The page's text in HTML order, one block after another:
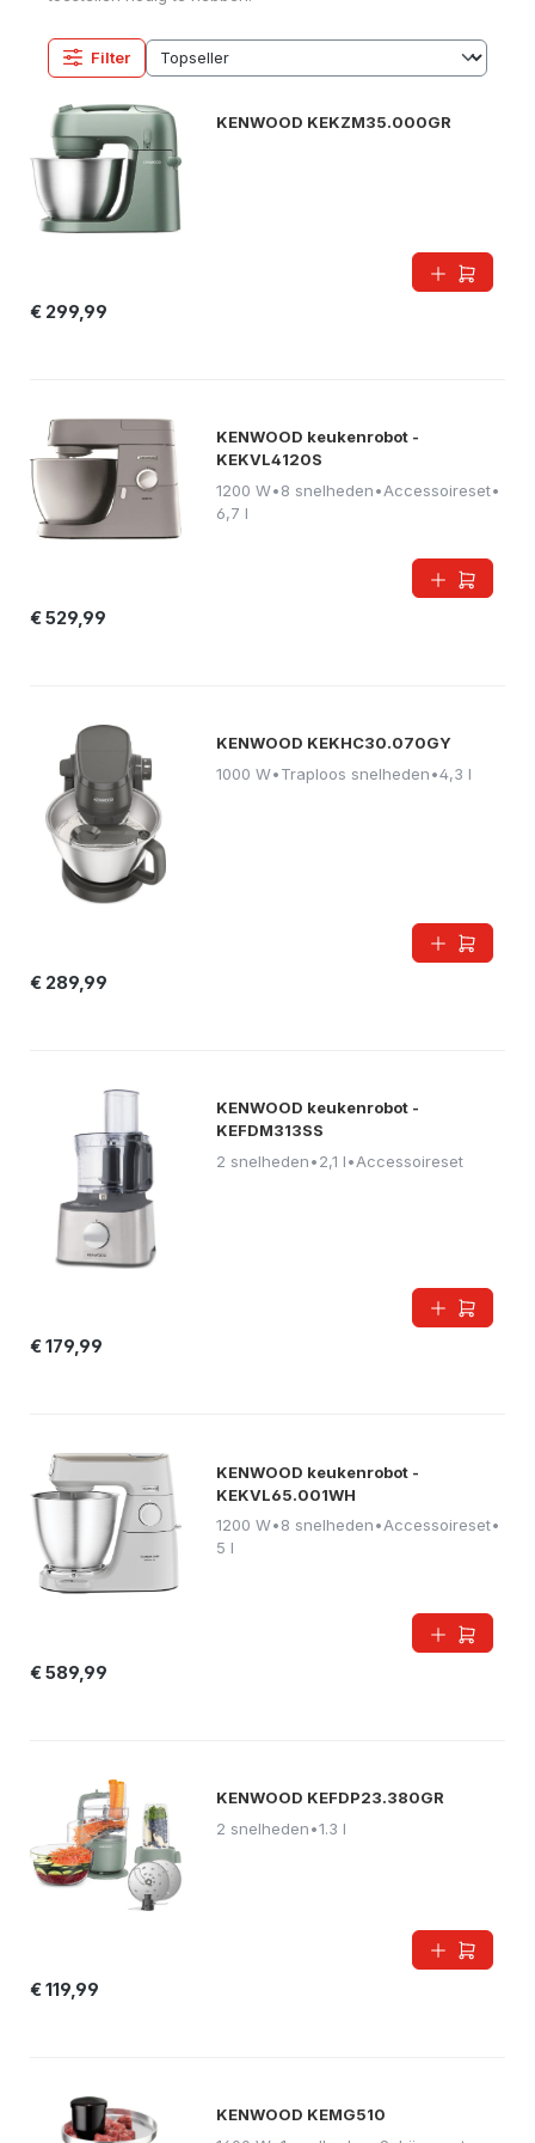
Filter
KENWOOD KEKZM35.000GR
€ 299,99
KENWOOD keukenrobot -
KEKVL4120S
1200 W•8 snelheden•Accessoireset•
6,7 l
€ 529,99
KENWOOD KEKHC30.070GY
1000 W•Traploos snelheden•4,3 l
€ 289,99
KENWOOD keukenrobot -
KEFDM313SS
2 snelheden•2,1 l•Accessoireset
€ 179,99
KENWOOD keukenrobot -
KEKVL65.001WH
1200 W•8 snelheden•Accessoireset•
5 l
€ 589,99
KENWOOD KEFDP23.380GR
2 snelheden•1.3 l
€ 119,99
KENWOOD KEMG510